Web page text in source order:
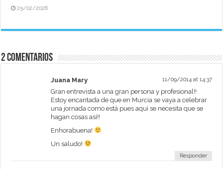
25/02/2026
2 comentarios
Juana Mary 11/09/2014 at 14:37
Gran entrevista a una gran persona y profesional!!
Estoy encantada de que en Murcia se vaya a celebrar
una jornada como está pues aquí se necesita que se
hagan cosas así!!
Enhorabuena!
Un saludo!
Responder